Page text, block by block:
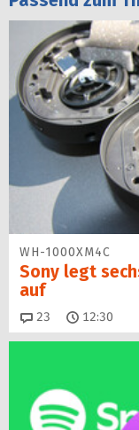
WH-1000XM4C
Sony legt
auf
23 Kommentare
12:30